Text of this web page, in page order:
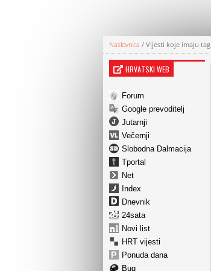
Naslovnica / Vijesti koje imaju tag
HRVATSKI WEB
Forum
Google prevoditelj
Jutarnji
Večernji
Slobodna Dalmacija
Tportal
Net
Index
Dnevnik
24sata
Novi list
HRT vijesti
Ponuda dana
Bug